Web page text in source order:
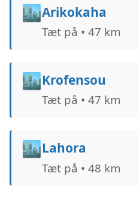
🏙️Arikokaha
Tæt på • 47 km
🏙️Krofensou
Tæt på • 47 km
🏙️Lahora
Tæt på • 48 km